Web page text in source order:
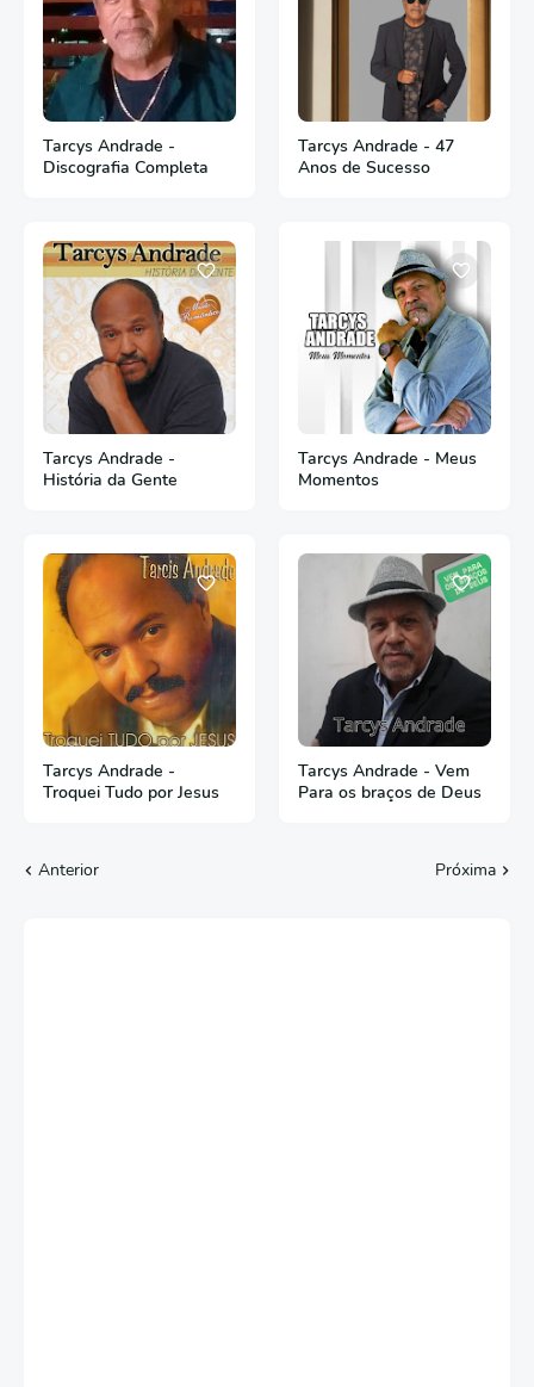
Tarcys Andrade -
Discografia Completa
Tarcys Andrade - 47
Anos de Sucesso
Tarcys Andrade -
História da Gente
Tarcys Andrade - Meus
Momentos
Tarcys Andrade -
Troquei Tudo por Jesus
Tarcys Andrade - Vem
Para os braços de Deus
Anterior Próxima